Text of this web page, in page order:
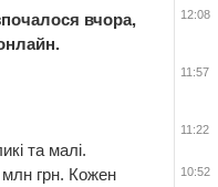
вчора,
та малі.
млн грн. Кожен
12:08
11:57
11:22
10:52